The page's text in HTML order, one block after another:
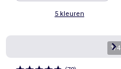
5 kleuren
1/4